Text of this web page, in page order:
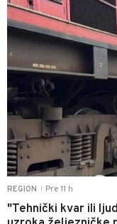
REGION Pre 11 h
"Tehnički kvar ili